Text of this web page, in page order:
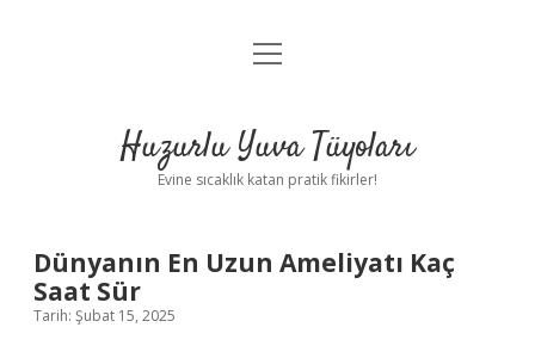
Anasayfa
Yasal Uyarı
menüyü
Huzurlu Yuva Tüyoları
Evine sıcaklık katan pratik fikirler!
Dünyanın En Uzun Ameliyatı Kaç
Saat Sür
Tarih: Şubat 15, 2025